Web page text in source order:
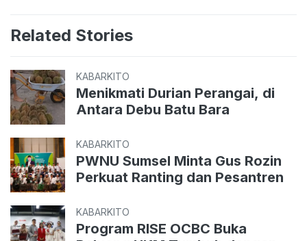
Related Stories
KABARKITO
Menikmati Durian Perangai, di
Antara Debu Batu Bara
KABARKITO
PWNU Sumsel Minta Gus Rozin
Perkuat Ranting dan Pesantren
KABARKITO
Program RISE OCBC Buka